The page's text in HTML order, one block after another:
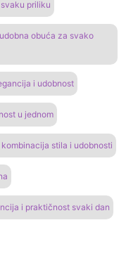
priliku
obuća za svako
i udobnost
u jednom
stila i udobnosti
i praktičnost svaki dan